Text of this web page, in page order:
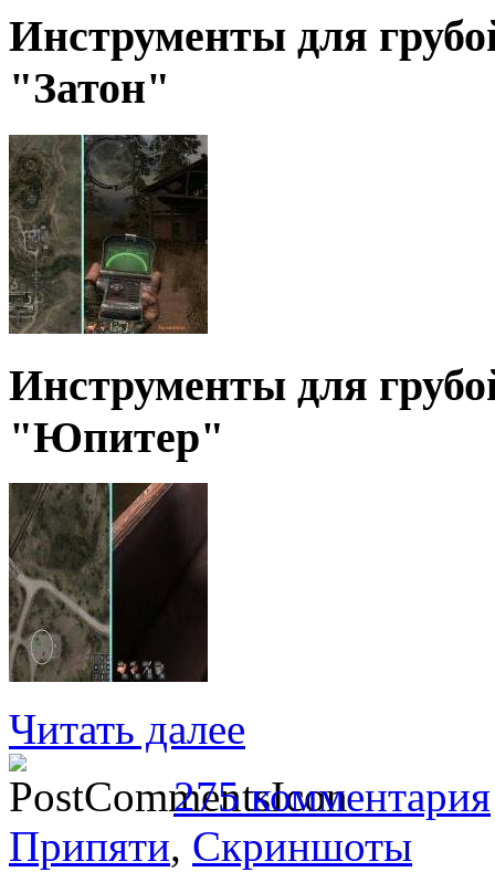
Инструменты для
"Затон"
Инструменты для
"Юпитер"
Читать далее
275 комментария
Припяти, Скриншоты